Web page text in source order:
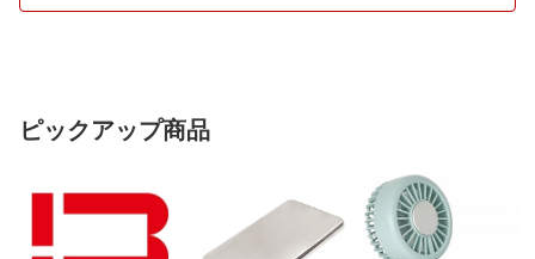
ピックアップ商品